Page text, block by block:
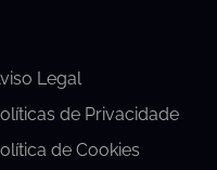
Legal
de Privacidade
de Cookies